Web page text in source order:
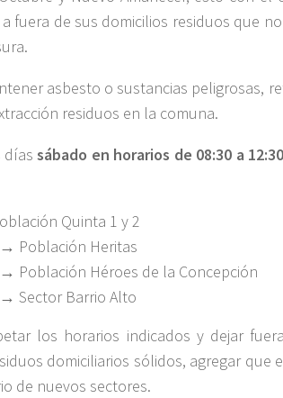
fuera de sus domicilios residuos que
asbesto o sustancias peligrosas,
residuos en la comuna.
díassábado en horarios de 08:30 a
Quinta 1 y 2
Población Heritas
Población Héroes de la Concepción
Sector Barrio Alto
los horarios indicados y dejar
domiciliarios sólidos, agregar que
de nuevos sectores.